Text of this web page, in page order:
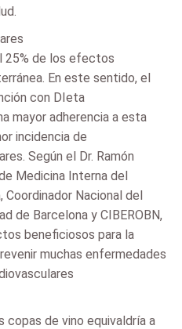
25% de los efectos
En este sentido, el
con DIeta
mayor adherencia a esta
incidencia de
Según el Dr. Ramón
Medicina Interna del
Nacional del
de Barcelona y CIBEROBN,
beneficiosos para la
muchas enfermedades
copas de vino equivaldría a